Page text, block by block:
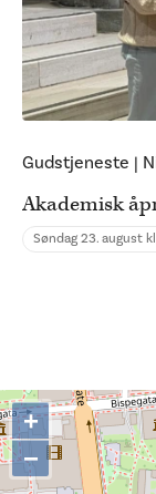
Gudstjeneste |
Akademisk
Søndag 23. august
+
−